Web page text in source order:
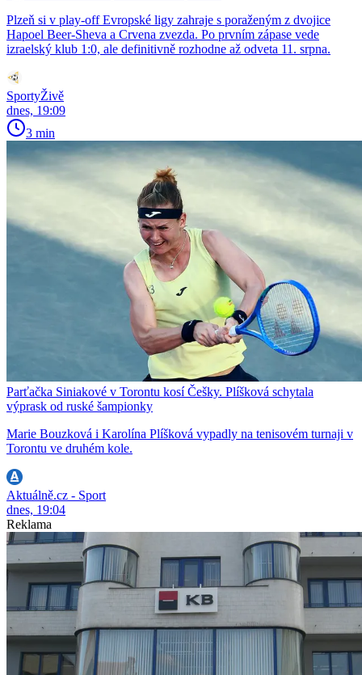
Plzeň si v play-off Evropské ligy zahraje s poraženým z dvojice
Hapoel Beer-Sheva a Crvena zvezda. Po prvním zápase vede
izraelský klub 1:0, ale definitivně rozhodne až odveta 11. srpna.
SportyŽivě
dnes, 19:09
3 min
Parťačka Siniakové v Torontu kosí Češky. Plíšková schytala
výprask od ruské šampionky
Marie Bouzková i Karolína Plíšková vypadly na tenisovém turnaji v
Torontu ve druhém kole.
Aktuálně.cz - Sport
dnes, 19:04
Reklama